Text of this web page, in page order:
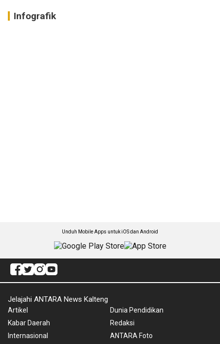
Infografik
Unduh Mobile Apps untuk iOS dan Android
Jelajahi ANTARA News Kalteng
Artikel
Kabar Daerah
Internasional
Dunia Pendidikan
Redaksi
ANTARA Foto